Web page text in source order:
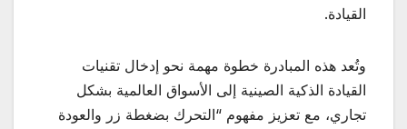
القيادة.
وتُعد هذه المبادرة خطوة مهمة نحو إدخال تقنيات
القيادة الذكية الصينية إلى الأسواق العالمية بشكل
تجاري، مع تعزيز مفهوم “التحرك بضغطة زر والعودة